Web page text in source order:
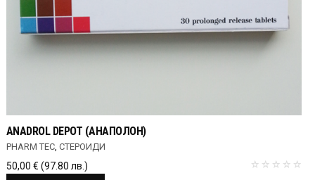
ANADROL DEPOT (АНАПОЛОН)
PHARM TEC, СТЕРОИДИ
50,00 € (97.80 лв.)